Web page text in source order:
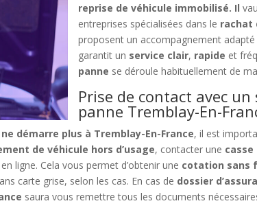
reprise de véhicule immobilisé. Il
entreprises spécialisées dans le rachat
proposent un accompagnement
garantit un service clair, rapide et
panne se déroule habituellement de
Prise de contact avec
panne Tremblay-En-
démarre plus à Tremblay-En-France, il est
de véhicule hors d’usage, contacter une
ligne. Cela vous permet d’obtenir une cotation sans
carte grise, selon les cas. En cas de dossier
saura vous remettre tous les documents